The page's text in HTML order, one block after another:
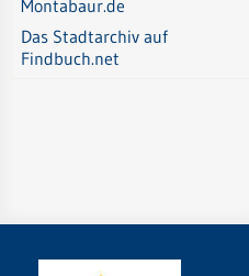
Montabaur.de
Das Stadtarchiv auf
Findbuch.net